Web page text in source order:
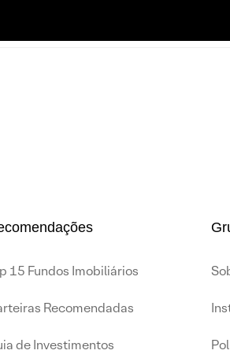
15 Fundos Imobiliários
Recomendadas
de Investimentos